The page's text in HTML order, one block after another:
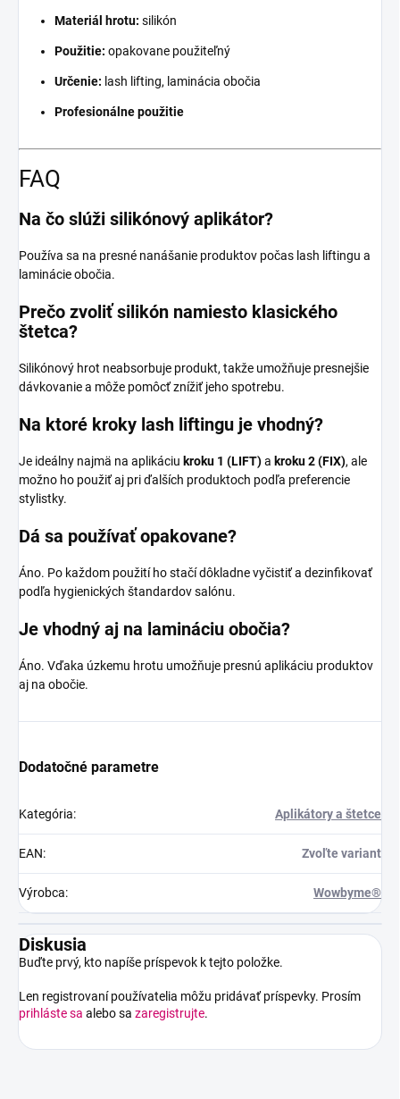
Materiál hrotu: silikón
Použitie: opakovane použiteľný
Určenie: lash lifting, laminácia obočia
Profesionálne použitie
FAQ
Na čo slúži silikónový aplikátor?
Používa sa na presné nanášanie produktov počas lash liftingu a
laminácie obočia.
Prečo zvoliť silikón namiesto klasického
štetca?
Silikónový hrot neabsorbuje produkt, takže umožňuje presnejšie
dávkovanie a môže pomôcť znížiť jeho spotrebu.
Na ktoré kroky lash liftingu je vhodný?
Je ideálny najmä na aplikáciu kroku 1 (LIFT)a kroku 2 (FIX), ale
možno ho použiť aj pri ďalších produktoch podľa preferencie
stylistky.
Dá sa používať opakovane?
Áno. Po každom použití ho stačí dôkladne vyčistiť a dezinfikovať
podľa hygienických štandardov salónu.
Je vhodný aj na lamináciu obočia?
Áno. Vďaka úzkemu hrotu umožňuje presnú aplikáciu produktov
aj na obočie.
Dodatočné parametre
Kategória: Aplikátory a štetce
EAN: Zvoľte variant
Výrobca: Wowbyme®
Diskusia
Buďte prvý, kto napíše príspevok k tejto položke.
Len registrovaní používatelia môžu pridávať príspevky. Prosím
prihláste sa alebo sa zaregistrujte.